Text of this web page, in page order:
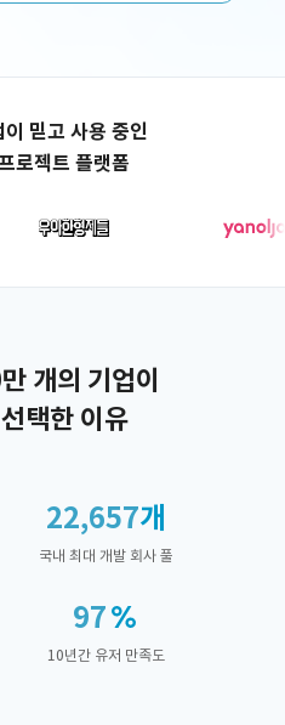
믿고 사용 중인
로젝트 플랫폼
개의 기업이
택한 이유
22,657개
국내 최대 개발 회사 풀
97
10년간 유저 만족도